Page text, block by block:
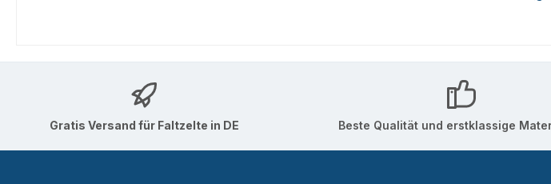
Gratis Versand für Faltzelte in DE Beste Qualität und erstklassige